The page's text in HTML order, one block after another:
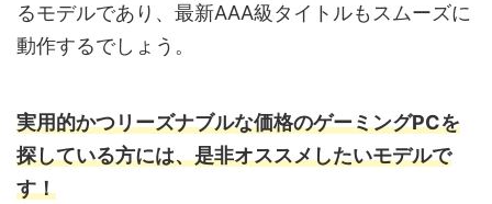
るモデルであり、最新AAA級タイトルもスムーズに
動作するでしょう。
実用的かつリーズナブルな価格のゲーミングPCを
探している方には、是非オススメしたいモデルで
す！